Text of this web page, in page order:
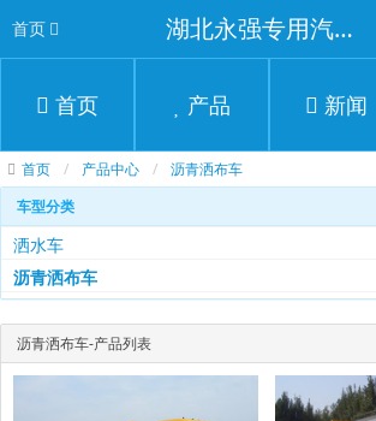
首页 湖北永强专用汽车有限公司
首页 产品 新闻
首页 产品中心
沥青洒布车
车型分类
洒水车
沥青洒布车
沥青洒布车-产品列表